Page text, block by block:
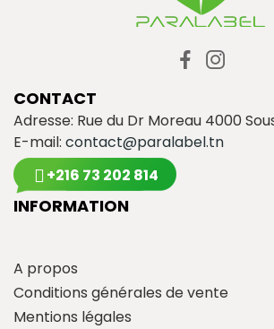
CONTACT
Adresse: Rue du Dr Moreau 4000
E-mail: contact@paralabel.tn
+216 73 202 814
INFORMATION
A propos
Conditions générales de vente
Mentions légales